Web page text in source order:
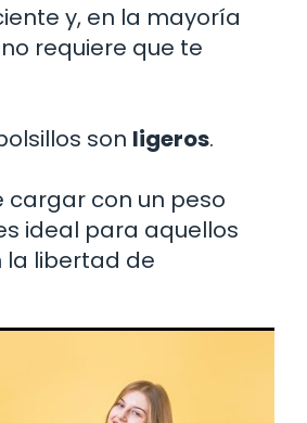
y, en la mayoría
requiere que te
son ligeros.
cargar con un peso
ideal para aquellos
la libertad de